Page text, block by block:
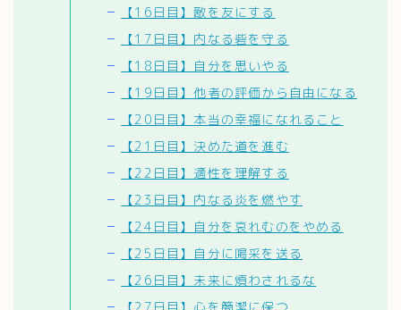
【16日目】敵を友にする
【17日目】内なる砦を守る
【18日目】自分を思いやる
【19日目】他者の評価から自由になる
【20日目】本当の幸福になれること
【21日目】決めた道を進む
【22日目】適性を理解する
【23日目】内なる炎を燃やす
【24日目】自分を哀れむのをやめる
【25日目】自分に喝采を送る
【26日目】未来に煩わされるな